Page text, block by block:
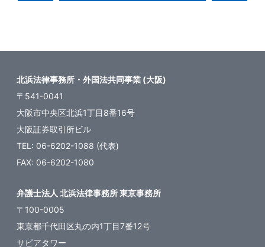
北浜法律事務所・外国法共同事業 (大阪)
〒541-0041
大阪市中央区北浜1丁目8番16号
大阪証券取引所ビル
TEL: 06-6202-1088 (代表)
FAX: 06-6202-1080
弁護士法人 北浜法律事務所 東京事務所
〒100-0005
東京都千代田区丸の内1丁目7番12号
サピアタワー